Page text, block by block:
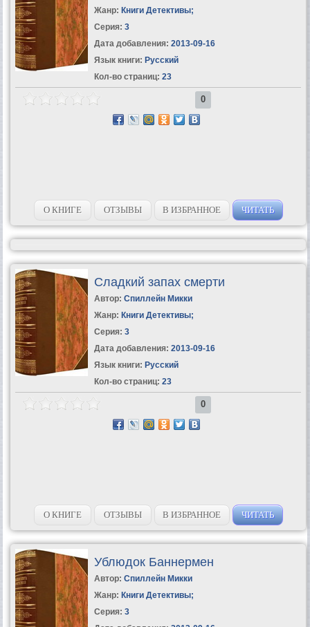
Жанр: Книги Детективы;
Серия: 3
Дата добавления: 2013-09-16
Язык книги: Русский
Кол-во страниц: 23
0
О КНИГЕ ОТЗЫВЫ В ИЗБРАННОЕ ЧИТАТЬ
Сладкий запах смерти
Автор: Спиллейн Микки
Жанр: Книги Детективы;
Серия: 3
Дата добавления: 2013-09-16
Язык книги: Русский
Кол-во страниц: 23
0
О КНИГЕ ОТЗЫВЫ В ИЗБРАННОЕ ЧИТАТЬ
Ублюдок Баннермен
Автор: Спиллейн Микки
Жанр: Книги Детективы;
Серия: 3